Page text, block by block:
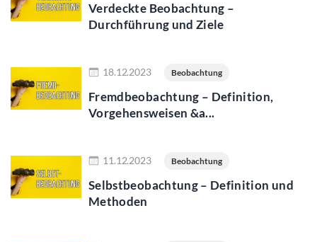
Verdeckte Beobachtung –
Durchführung und Ziele
18.12.2023 Beobachtung
Fremdbeobachtung – Definition,
Vorgehensweisen &a...
11.12.2023 Beobachtung
Selbstbeobachtung – Definition und
Methoden